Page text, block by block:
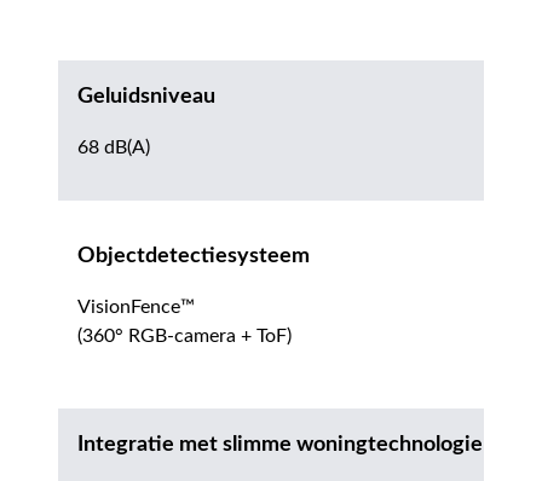
Geluidsniveau
68 dB(A)
Objectdetectiesysteem
VisionFence™
(360° RGB-camera + ToF)
Integratie met slimme woningtechnologie